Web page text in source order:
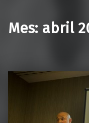
Mes: abril